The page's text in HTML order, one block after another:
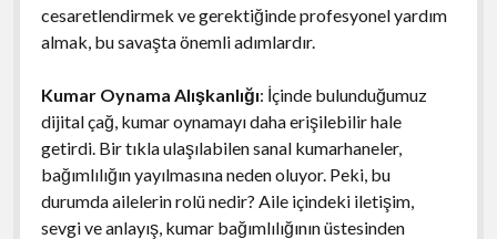
cesaretlendirmek ve gerektiğinde profesyonel yardım
almak, bu savaşta önemli adımlardır.
Kumar Oynama Alışkanlığı: İçinde bulunduğumuz
dijital çağ, kumar oynamayı daha erişilebilir hale
getirdi. Bir tıkla ulaşılabilen sanal kumarhaneler,
bağımlılığın yayılmasına neden oluyor. Peki, bu
durumda ailelerin rolü nedir? Aile içindeki iletişim,
sevgi ve anlayış, kumar bağımlılığının üstesinden